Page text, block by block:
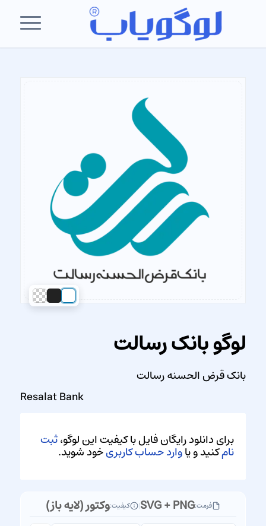
لوگو بانک رسالت
بانک قرض الحسنه رسالت
Resalat Bank
برای دانلود رایگان فایل با کیفیت این لوگو،ثبت
نامکنید و یاوارد حساب کاربریخود شوید.
فرمت:SVG + PNG
| کیفیت:وکتور (لایه باز)